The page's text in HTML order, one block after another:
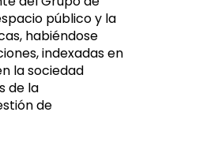
público y la
habiéndose
indexadas en
la sociedad
de la
de